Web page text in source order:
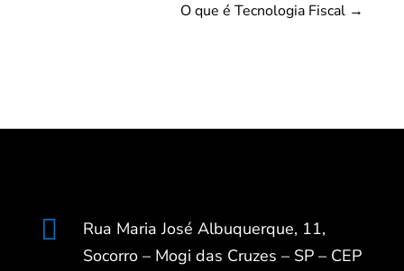
O que é Tecnologia Fiscal →

Rua Maria José Albuquerque, 11,
Socorro – Mogi das Cruzes – SP – CEP